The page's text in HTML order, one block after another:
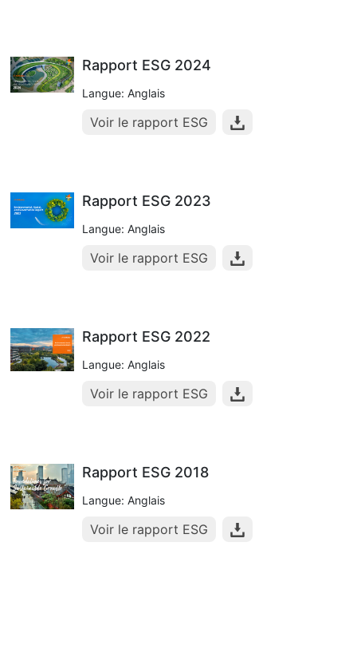
Rapport ESG 2024
Langue: Anglais
Voir le rapport ESG
Rapport ESG 2023
Langue: Anglais
Voir le rapport ESG
Rapport ESG 2022
Langue: Anglais
Voir le rapport ESG
Rapport ESG 2018
Langue: Anglais
Voir le rapport ESG